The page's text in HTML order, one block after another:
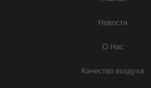
Новости
О Нас
Качество воздуха